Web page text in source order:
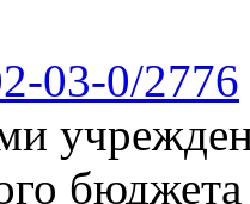
03-0/2776